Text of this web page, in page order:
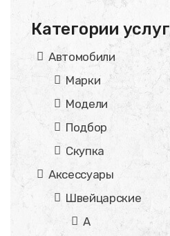
Категории услуг
Автомобили
Марки
Модели
Подбор
Скупка
Аксессуары
Швейцарские
A